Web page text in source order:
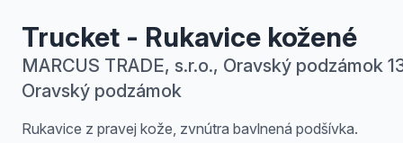
Trucket - Rukavice kožené
MARCUS TRADE, s.r.o., Oravský podzámok
Oravský podzámok
Rukavice z pravej kože, zvnútra bavlnená podšívka.